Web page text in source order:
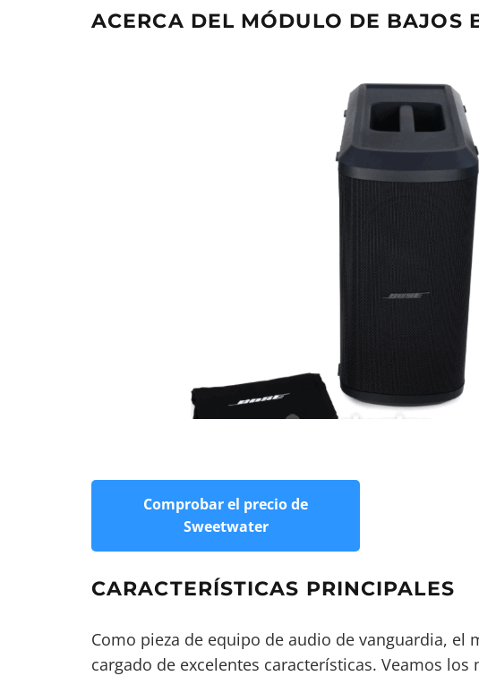
ACERCA DEL MÓDULO DE BAJOS
Comprobar el precio de
Sweetwater
CARACTERÍSTICAS PRINCIPALES
Como pieza de equipo de audio de vanguardia, el
cargado de excelentes características. Veamos los